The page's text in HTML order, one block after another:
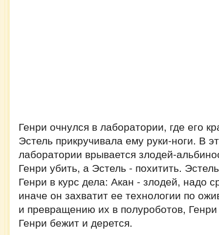
Генри очнулся в лаборатории, где его
Эстель прикручивала ему руки-ноги. В
лаборатории врывается злодей-
Генри убить, а Эстель - похитить.
Генри в курс дела: Акан - злодей, надо
иначе он захватит ее технологии по
и превращению их в полуроботов,
Генри бежит и дерется.